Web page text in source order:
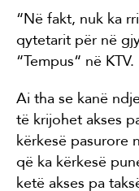
“Në fakt, nuk ka
qytetarit për në
“Tempus“ në KTV.
Ai tha se kanë
të krijohet akses
kërkesë pasurore
që ka kërkesë
ketë akses pa